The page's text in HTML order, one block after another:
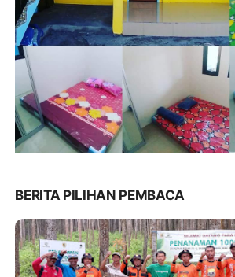
BERITA PILIHAN PEMBACA